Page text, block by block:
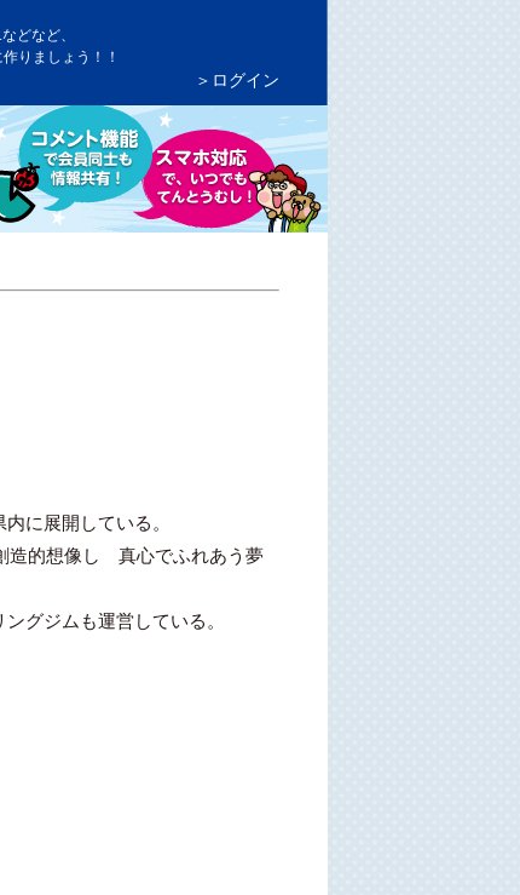
どなど、
りましょう！！
＞ログイン
に展開している。
造的想像し 真心でふれあう夢
グジムも運営している。